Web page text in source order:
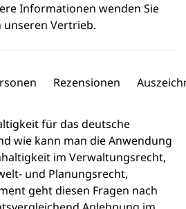
Informationen wenden Sie
Vertrieb.
Rezensionen
für das deutsche
wie kann man die Anwendung
im Verwaltungsrecht,
und Planungsrecht,
geht diesen Fragen nach